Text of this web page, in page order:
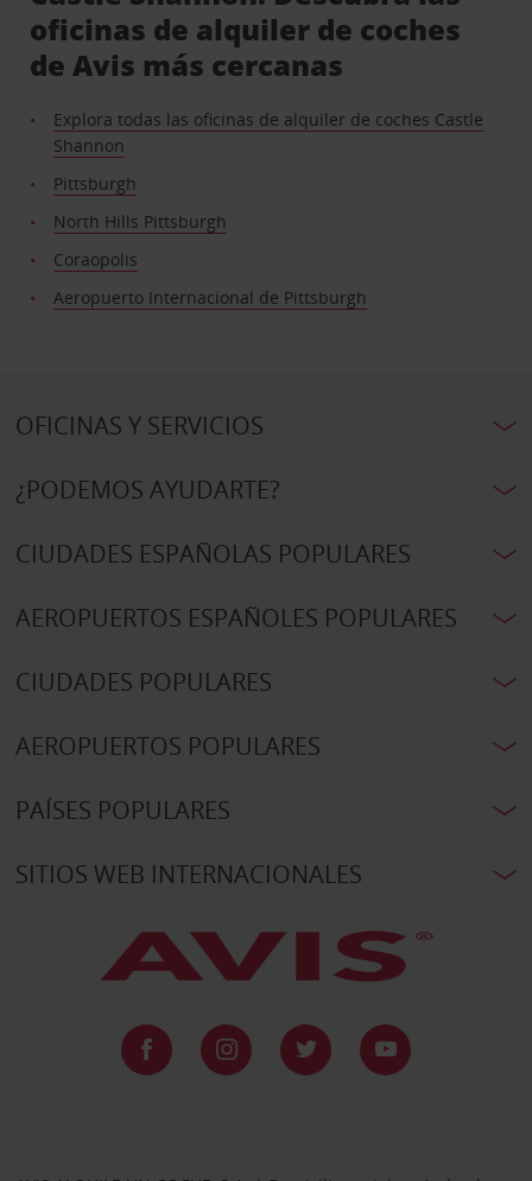
oficinas de alquiler de coches
de Avis más cercanas
Explora todas las oficinas de alquiler de coches Castle
Shannon
Pittsburgh
North Hills Pittsburgh
Coraopolis
Aeropuerto Internacional de Pittsburgh
OFICINAS Y SERVICIOS
¿PODEMOS AYUDARTE?
CIUDADES ESPAÑOLAS POPULARES
AEROPUERTOS ESPAÑOLES POPULARES
CIUDADES POPULARES
AEROPUERTOS POPULARES
PAÍSES POPULARES
SITIOS WEB INTERNACIONALES